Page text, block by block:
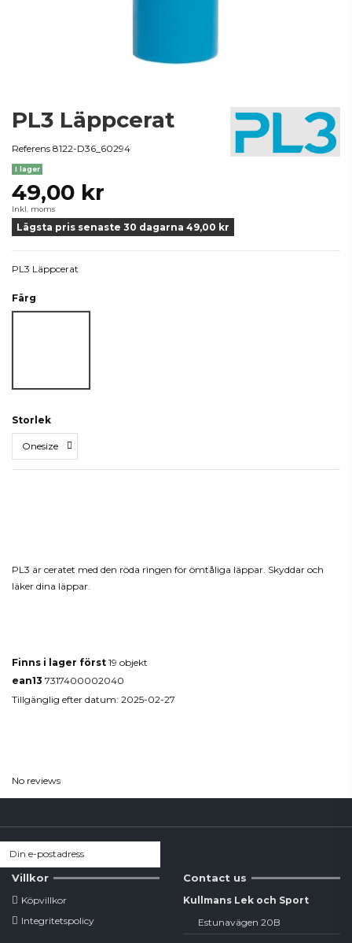
PL3 Läppcerat
Referens 8122-D36_60294
I lager
49,00 kr
Inkl. moms
Lägsta pris senaste 30 dagarna 49,00 kr
PL3 Läppcerat
Färg
Storlek
PL3 är ceratet med den röda ringen för ömtåliga läppar. Skyddar och
läker dina läppar.
Finns i lager först 19 objekt
ean13 7317400002040
Tillgänglig efter datum: 2025-02-27
No reviews
Villkor
Köpvillkor
Integritetspolicy
Contact us
Kullmans Lek och Sport
Estunavägen 20B